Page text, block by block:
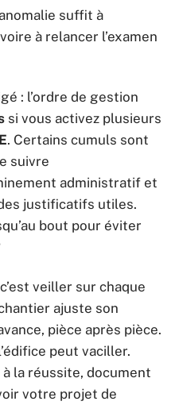
suffit à
à relancer l’examen
: l’ordre de gestion
si vous activez plusieurs
. Certains cumuls sont
suivre
administratif et
justificatifs utiles.
bout pour éviter
veiller sur chaque
ajuste son
pièce après pièce.
peut vaciller.
la réussite, document
votre projet de